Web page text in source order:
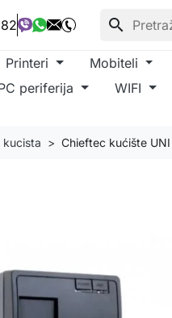
search
Printeri Mobiteli
periferija WIFI
kucista Chieftec kućište UNI